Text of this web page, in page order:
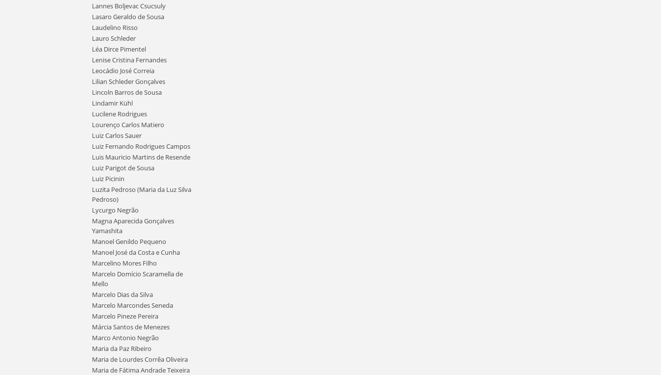
Lannes Boljevac Csucsuly
Lasaro Geraldo de Sousa
Laudelino Risso
Lauro Schleder
Léa Dirce Pimentel
Lenise Cristina Fernandes
Leocádio José Correia
Lilian Schleder Gonçalves
Lincoln Barros de Sousa
Lindamir Kühl
Lucilene Rodrigues
Lourenço Carlos Matiero
Luiz Carlos Sauer
Luiz Fernando Rodrigues Campos
Luis Mauricio Martins de Resende
Luiz Parigot de Sousa
Luiz Picinin
Luzita Pedroso (Maria da Luz Silva
Pedroso)
Lycurgo Negrão
Magna Aparecida Gonçalves
Yamashita
Manoel Genildo Pequeno
Manoel José da Costa e Cunha
Marcelino Mores Filho
Marcelo Domício Scaramella de
Mello
Marcelo Dias da Silva
Marcelo Marcondes Seneda
Marcelo Pineze Pereira
Márcia Santos de Menezes
Marco Antonio Negrão
Maria da Paz Ribeiro
Maria de Lourdes Corrêa Oliveira
Maria de Fátima Andrade Teixeira